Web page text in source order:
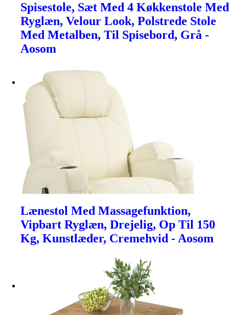
Spisestole, Sæt Med 4 Køkkenstole Med
Ryglæn, Velour Look, Polstrede Stole
Med Metalben, Til Spisebord, Grå -
Aosom
Lænestol Med Massagefunktion,
Vipbart Ryglæn, Drejelig, Op Til 150
Kg, Kunstlæder, Cremehvid - Aosom